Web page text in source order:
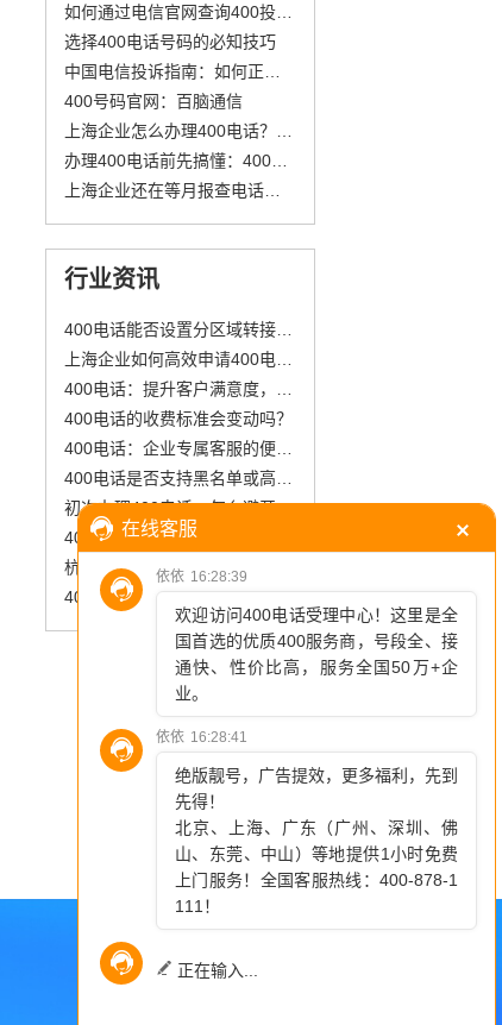
选择400电话号码的必知技巧
400号码官网：百脑通信
行业资讯
400电话的收费标准会变动吗？
初次办理400电话，怎么避开资费、号码、服务、套餐四个坑？
400选号：巧识号段选对运营商
400电话四大核心功能解析：降本增效、精准营销全搞定